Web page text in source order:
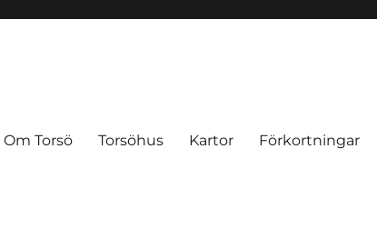
Om Torsö Torsöhus Kartor Förkortningar